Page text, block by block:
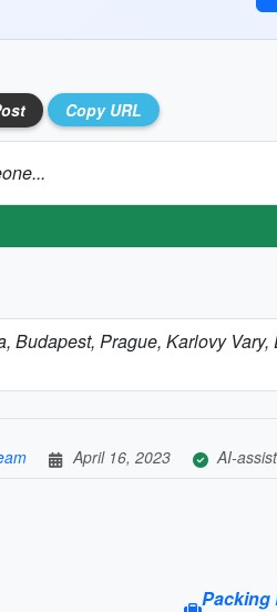
Copy URL
Budapest, Prague, Karlovy
April 16, 2023 AI-
Packing